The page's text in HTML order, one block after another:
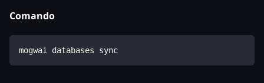
Comando
mogwai databases sync